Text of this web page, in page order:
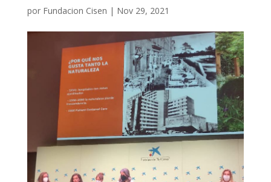
por Fundacion Cisen | Nov 29, 2021